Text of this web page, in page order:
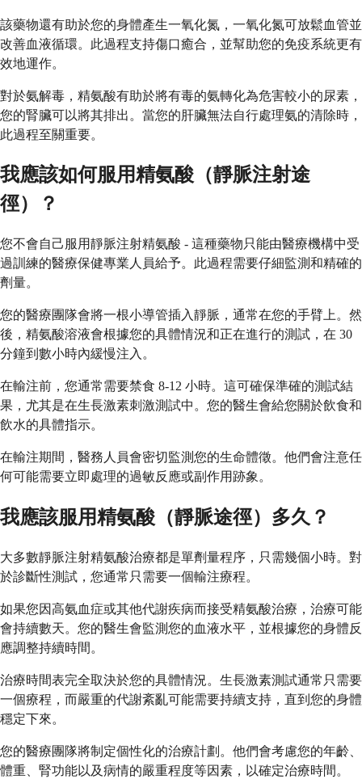
該藥物還有助於您的身體產生一氧化氮，一氧化氮可放鬆血管並
改善血液循環。此過程支持傷口癒合，並幫助您的免疫系統更有
效地運作。
對於氨解毒，精氨酸有助於將有毒的氨轉化為危害較小的尿素，
您的腎臟可以將其排出。當您的肝臟無法自行處理氨的清除時，
此過程至關重要。
我應該如何服用精氨酸（靜脈注射途
徑）？
您不會自己服用靜脈注射精氨酸 - 這種藥物只能由醫療機構中受
過訓練的醫療保健專業人員給予。此過程需要仔細監測和精確的
劑量。
您的醫療團隊會將一根小導管插入靜脈，通常在您的手臂上。然
後，精氨酸溶液會根據您的具體情況和正在進行的測試，在 30
分鐘到數小時內緩慢注入。
在輸注前，您通常需要禁食 8-12 小時。這可確保準確的測試結
果，尤其是在生長激素刺激測試中。您的醫生會給您關於飲食和
飲水的具體指示。
在輸注期間，醫務人員會密切監測您的生命體徵。他們會注意任
何可能需要立即處理的過敏反應或副作用跡象。
我應該服用精氨酸（靜脈途徑）多久？
大多數靜脈注射精氨酸治療都是單劑量程序，只需幾個小時。對
於診斷性測試，您通常只需要一個輸注療程。
如果您因高氨血症或其他代謝疾病而接受精氨酸治療，治療可能
會持續數天。您的醫生會監測您的血液水平，並根據您的身體反
應調整持續時間。
治療時間表完全取決於您的具體情況。生長激素測試通常只需要
一個療程，而嚴重的代謝紊亂可能需要持續支持，直到您的身體
穩定下來。
您的醫療團隊將制定個性化的治療計劃。他們會考慮您的年齡、
體重、腎功能以及病情的嚴重程度等因素，以確定治療時間。